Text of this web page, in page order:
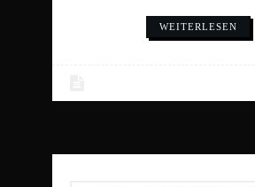
WEITERLESEN